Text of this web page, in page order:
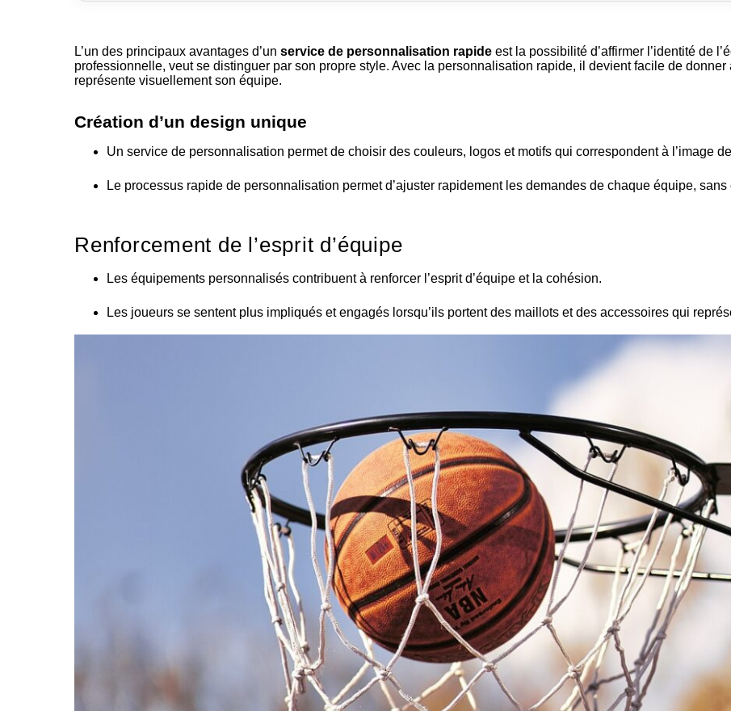
L’un des principaux avantages d’un service de personnalisation rapide est la possibilité d’affirmer l’identité de
professionnelle, veut se distinguer par son propre style. Avec la personnalisation rapide, il devient facile de
représente visuellement son équipe.
Création d’un design unique
Un service de personnalisation permet de choisir des couleurs, logos et motifs qui correspondent à l’image
Le processus rapide de personnalisation permet d’ajuster rapidement les demandes de chaque équipe,
Renforcement de l’esprit d’équipe
Les équipements personnalisés contribuent à renforcer l’esprit d’équipe et la cohésion.
Les joueurs se sentent plus impliqués et engagés lorsqu’ils portent des maillots et des accessoires qui